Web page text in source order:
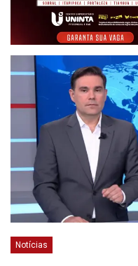
Notícias